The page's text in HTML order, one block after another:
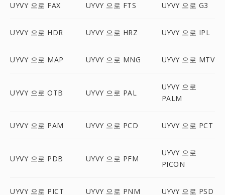
UYVY 으로 FAX UYVY 으로 FTS UYVY 으로 G3
UYVY 으로 HDR UYVY 으로 HRZ UYVY 으로 IPL
UYVY 으로 MAP UYVY 으로 MNG UYVY 으로 MTV
UYVY 으로 OTB UYVY 으로 PAL
UYVY 으로
PALM
UYVY 으로 PAM UYVY 으로 PCD UYVY 으로 PCT
UYVY 으로 PDB UYVY 으로 PFM
UYVY 으로
PICON
UYVY 으로 PICT UYVY 으로 PNM UYVY 으로 PSD